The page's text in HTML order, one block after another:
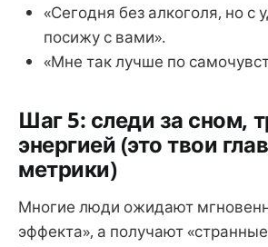
«Сегодня без алкоголя, но с
посижу с вами».
«Мне так лучше по
Шаг 5: следи за сном,
энергией (это твои
метрики)
Многие люди ожидают
эффекта», а получают